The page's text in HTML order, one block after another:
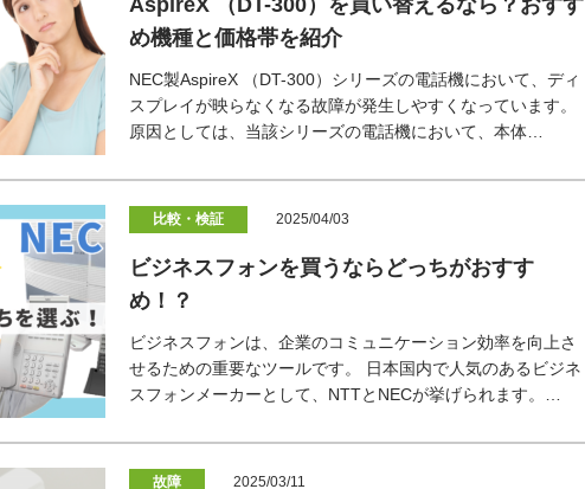
AspireX （DT-300）を買い替えるなら？おすす
め機種と価格帯を紹介
NEC製AspireX （DT-300）シリーズの電話機において、ディ
スプレイが映らなくなる故障が発生しやすくなっています。
原因としては、当該シリーズの電話機において、本体…
比較・検証 2025/04/03
ビジネスフォンを買うならどっちがおすす
め！？
ビジネスフォンは、企業のコミュニケーション効率を向上さ
せるための重要なツールです。 日本国内で人気のあるビジネ
スフォンメーカーとして、NTTとNECが挙げられます。…
故障 2025/03/11